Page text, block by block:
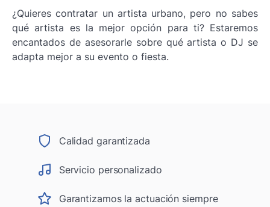
¿Quieres contratar un artista urbano, pero no sabes
qué artista es la mejor opción para ti? Estaremos
encantados de asesorarle sobre qué artista o DJ se
adapta mejor a su evento o fiesta.
Calidad garantizada
Servicio personalizado
Garantizamos la actuación siempre